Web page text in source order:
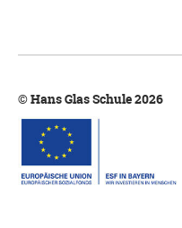
© Hans Glas Schule 2026